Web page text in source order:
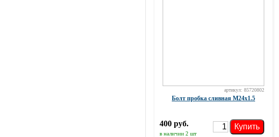
артикул: 85720802
Болт пробка сливная M24x1.5
400 руб.
в наличии 2 шт
Купить